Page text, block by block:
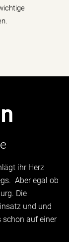
ihr Herz
Aber egal ob
Die
und und
schon auf einer